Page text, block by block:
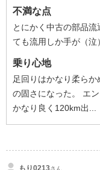
不満な点
とにかく中古の部品
ても流用しか手が（泣）
乗り心地
足回りはかなり柔ら
の固さになった。 エ
かなり良く120km出...
もり0213さん